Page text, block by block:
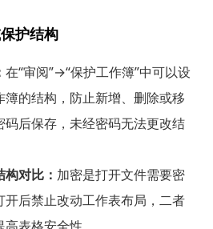
护结构
在“审阅”→“保护工作簿”中可以设
簿的结构，防止新增、删除或移
码后保存，未经密码无法更改结
对比： 加密是打开文件需要密
开后禁止改动工作表布局，二者